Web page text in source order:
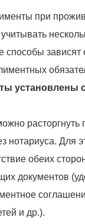
при
зависят
установлены
расторгнуть
нотариуса. Для
обеих
документов
и др.).